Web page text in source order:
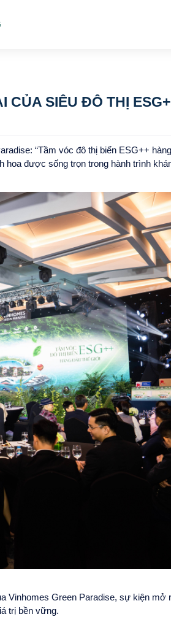
CỦA SIÊU ĐÔ THỊ
“Tầm vóc đô thị biển ESG++
hoa được sống trọn trong hành trình
Vinhomes Green Paradise, sự kiện mở
trị bền vững.